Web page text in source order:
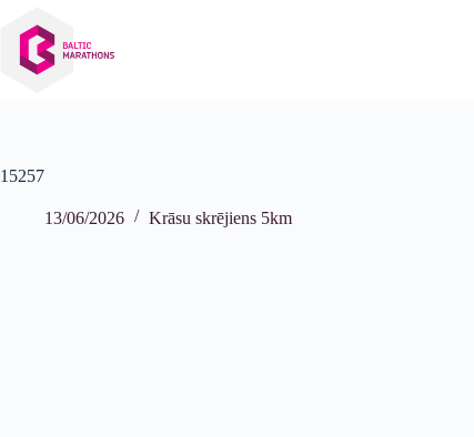
saturu
15257
13/06/2026 Krāsu skrējiens 5km